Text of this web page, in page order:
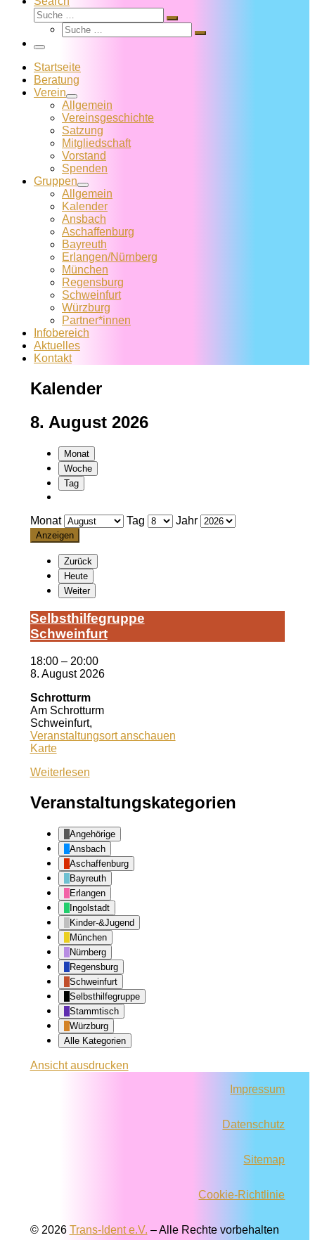
Suche
Suche
Suche
Suche
Menü
Startseite
Beratung
Verein
Allgemein
Vereins­geschichte
Satzung
Mitglied­schaft
Vorstand
Spenden
Gruppen
Allgemein
Kalender
Ansbach
Aschaffenburg
Bayreuth
Erlangen/Nürnberg
München
Regensburg
Schweinfurt
Würzburg
Partner*innen
Infobereich
Aktuelles
Kontakt
Kalender
8. August 2026
Monat
Woche
Tag
Monat Tag Jahr
Zurück
Heute
Weiter
Selbst­hil­fe­grup­pe
Schwein­furt
18:00 – 20:00
8. August 2026
Schrotturm
Am Schrotturm
Schweinfurt,
Veranstaltungsort anschauen
KarteSchrotturm
Weiterlesen
Veranstaltungskategorien
Angehörige
Ansbach
Aschaffenburg
Bayreuth
Erlangen
Ingolstadt
Kinder-&Jugend
München
Nürnberg
Regensburg
Schweinfurt
Selbsthilfegruppe
Stammtisch
Würzburg
Alle Kategorien
Ansichtausdrucken
Impressum
Datenschutz
Sitemap
Cookie-Richtlinie
© 2026 Trans-Ident e.V. – Alle Rechte vorbehalten